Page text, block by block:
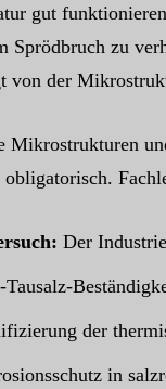
gut
zu
von der
Mikrostrukturen
Der
der
in